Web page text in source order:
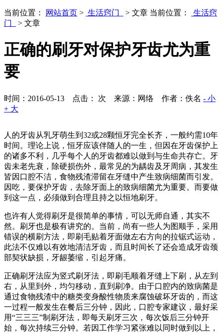
当前位置： 网站首页 > 生活窍门 > 文章 当前位置：
生活窍
门
> 文章
正确的刷牙对保护牙齿尤为重
要
时间：2016-05-13 点击： 次 来源：网络 作者：佚名 - 小
+ 大
人的牙齿从乳牙萌生到32或28颗恒牙完全长齐，一般约需10年
时间。理论上说，恒牙应该伴随人的一生，但因在牙齿保护上
的诸多不利，几乎每个人的牙齿都难以做到与生命共存亡。牙
齿未老先衰，除硬损伤外，最常见的为龋齿及牙周病，其发生
皆因口腔不洁，食物残渣滞留在牙缝中产生致病细菌而引发。
因吃，要保护牙齿，去除牙面上的致病细菌尤为重要。而要做
到这一点，必须做到合理且持之以恒地刷牙。
也许有人觉得刷牙是很简单的事情，可以无师自通，其实不
然。刷牙也是极有讲究的。当前，尚有一些人为图顺手，采用
错误的横刷方法，即刷毛贴着牙面做左右方向的拉锯式运动，
此法不仅难以有效地清洁牙齿，而且时间长了还会造成牙齿颈
部契状缺损，牙龈萎缩，引起牙痛。
正确刷牙法应为竖式刷牙法，即刷毛顺着牙缝上下刷，从左到
右，从里到外，均匀移动，直到刷净。由于口腔内的致病菌是
通过食物残渣中的糖类变身酸性物质来腐蚀破坏牙齿的，而这
一过程一般发生在餐后三分钟，因此，口腔专家建议，最好采
用“三三三”制刷牙法，即每天刷牙三次，每次饭后三分钟开
始，每次持续三分钟。若因工作学习紧张难以同时做到以上，